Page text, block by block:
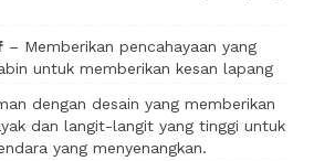
– Memberikan pencahayaan yang
untuk memberikan kesan lapang
dengan desain yang memberikan
dan langit-langit yang tinggi untuk
yang menyenangkan.